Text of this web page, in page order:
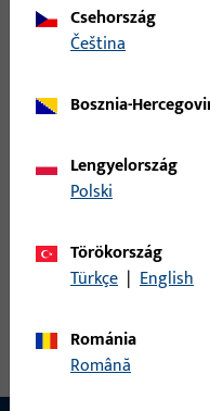
Ehhez a termékhez az
6-36120-
falcsarokpánt, teljes
Csehország
čeština
Bosznia-
Lengyelország
Polski
Törökország
Türkçe | English
Románia
Română